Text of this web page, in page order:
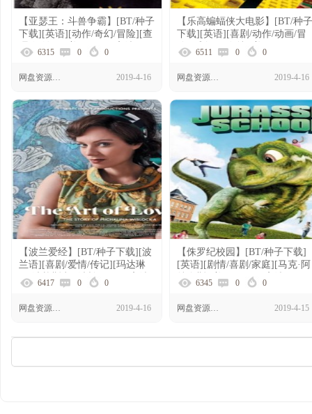
【亚瑟王：斗兽争霸】[BT/种子
下载][英语][动作/奇幻/冒险][查
理·汉纳姆][美国][720P高清]
6315 0 0
网盘资源下载 2019-4-16
【乐高蝙蝠侠大电影】[BT/种子
下载][英语][喜剧/动作/动画/冒
险][威尔·阿奈特][美国][1080P]
6511 0 0
网盘资源下载 2019-4-16
【波兰爱经】[BT/种子下载][波
兰语][喜剧/爱情/传记][玛达琳
娜·波扎斯卡][波兰][1080P高清]
6417 0 0
网盘资源下载 2019-4-16
【侏罗纪校园】[BT/种子下载]
[英语][剧情/喜剧/家庭][马克·阿
特金斯][美国][1080P高清]
6345 0 0
网盘资源下载 2019-4-15